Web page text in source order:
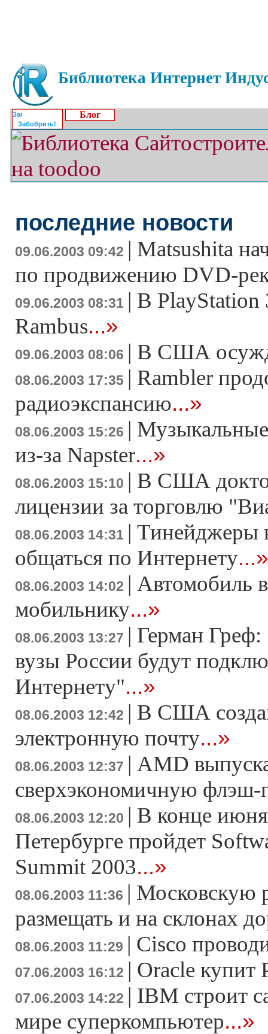
Библиотека Интернет
Забобрить!
Блог
последние новости
09.06.2003 09:42 | Matsushita
по продвижению DVD-
09.06.2003 08:31 | В PlayStation
Rambus...»
09.06.2003 08:06 | В США
08.06.2003 17:35 | Rambler
радиоэкспансию...»
08.06.2003 15:26 | Музыкальные
из-за Napster...»
08.06.2003 15:10 | В США
лицензии за торговлю
08.06.2003 14:31 | Тинейджеры
общаться по Интернету...»
08.06.2003 14:02 | Автомобиль
мобильнику...»
08.06.2003 13:27 | Герман Греф:
вузы России будут
Интернету"...»
08.06.2003 12:42 | В США
электронную почту...»
08.06.2003 12:37 | AMD
сверхэкономичную флэш-
08.06.2003 12:20 | В конце
Петербурге пройдет
Summit 2003...»
08.06.2003 11:36 | Московскую
размещать и на склонах
08.06.2003 11:29 | Cisco
07.06.2003 16:12 | Oracle купит
07.06.2003 14:22 | IBM строит
мире суперкомпьютер...»